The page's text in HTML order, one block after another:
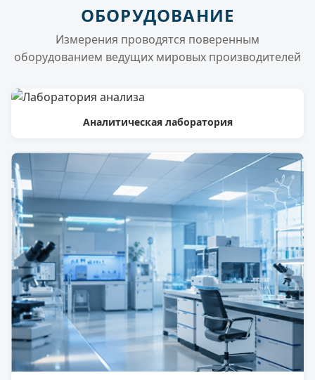
ОБОРУДОВАНИЕ
Измерения проводятся поверенным
оборудованием ведущих мировых производителей
Аналитическая лаборатория